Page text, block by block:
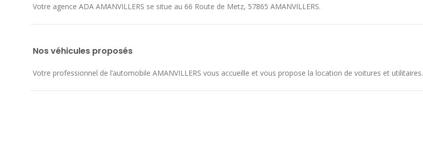
Votre agence ADA AMANVILLERS se situe au 66 Route de Metz, 57865 AMANVILLERS.
Nos véhicules proposés
Votre professionnel de l’automobile AMANVILLERS vous accueille et vous propose la location de voitures et utilitaires.